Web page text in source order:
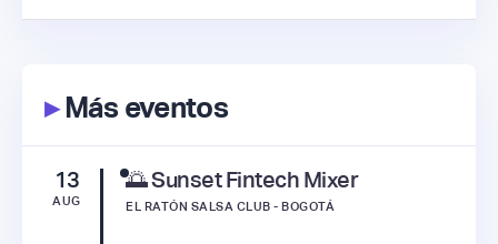
▸Más eventos
13
AUG
🌅 Sunset Fintech Mixer
EL RATÓN SALSA CLUB - BOGOTÁ